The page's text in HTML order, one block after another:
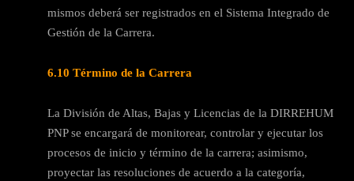
mismos deberá ser registrados en el Sistema Integrado de
Gestión de la Carrera.
6.10 Término de la Carrera
La División de Altas, Bajas y Licencias de la DIRREHUM
PNP se encargará de monitorear, controlar y ejecutar los
procesos de inicio y término de la carrera; asimismo,
proyectar las resoluciones de acuerdo a la categoría,